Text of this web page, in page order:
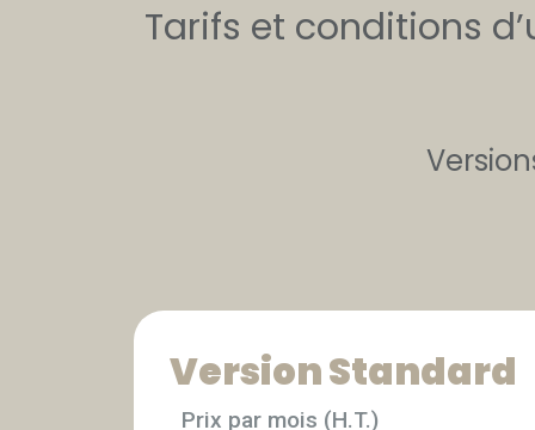
Tarifs et conditions
Version Standard
Prix par mois (H.T.)